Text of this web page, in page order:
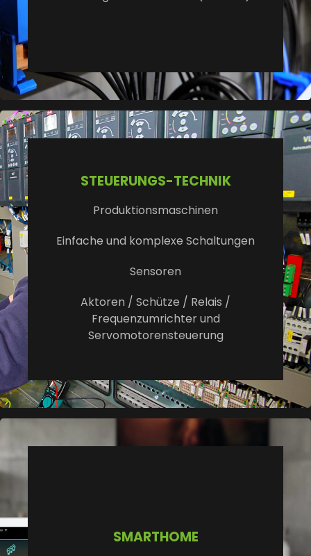
STEUERUNGS-TECHNIK
Produktionsmaschinen
Einfache und komplexe Schaltungen
Sensoren
Aktoren / Schütze / Relais /
Frequenzumrichter und
Servomotorensteuerung
SMARTHOME